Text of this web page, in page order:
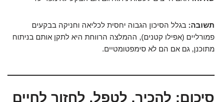
תשובה: בגלל הסיכון הגבוה יחסית לכליאה וחניקה בבקעים
פמורליים (אפילו קטנים), ההמלצה הרווחת היא לתקן אותם בניתוח
מתוכנן, גם אם הם לא סימפטומטיים.
סיכום: להכיר, לטפל, לחזור לחיים